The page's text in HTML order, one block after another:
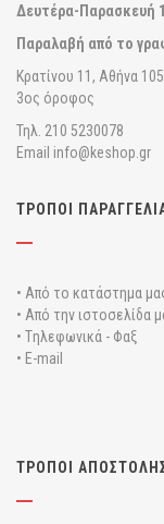
Δευτέρα-Παρασκευή
Παραλαβή από το
Κρατίνου 11, Αθήνα
3ος όροφος
Τηλ. 210 5230078
Email info@keshop.gr
ΤΡΟΠΟΙ
• Από το κατάστημα
• Από την ιστοσελίδα
• Tηλεφωνικά - Φαξ
• E-mail
ΤΡΟΠΟΙ